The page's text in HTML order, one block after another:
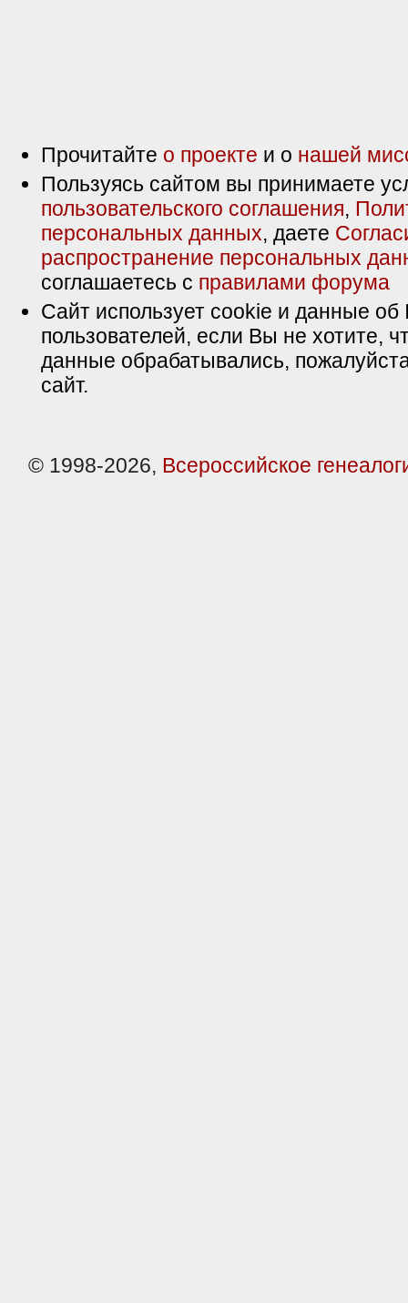
Прочитайте о проекте и о нашей
Пользуясь сайтом вы принимаете
пользовательского соглашения,
персональных данных, даете
распространение персональных
соглашаетесь с правилами форума
Сайт использует cookie и данные об
пользователей, если Вы не хотите,
данные обрабатывались,
сайт.
© 1998-2026, Всероссийское